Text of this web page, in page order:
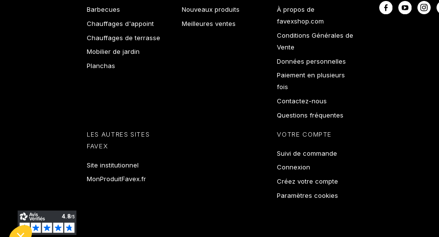
Barbecues
Chauffages d'appoint
Chauffages de terrasse
Mobilier de jardin
Planchas
Nouveaux produits
Meilleures ventes
À propos de
favexshop.com
Conditions Générales de
Vente
Données personnelles
Paiement en plusieurs
fois
Contactez-nous
Questions fréquentes
LES AUTRES SITES
FAVEX
Site institutionnel
MonProduitFavex.fr
VOTRE COMPTE
Suivi de commande
Connexion
Créez votre compte
Paramètres cookies
FacebookYouTube